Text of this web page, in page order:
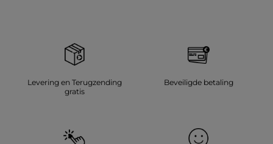
Levering en Terugzending
gratis
Beveiligde betaling